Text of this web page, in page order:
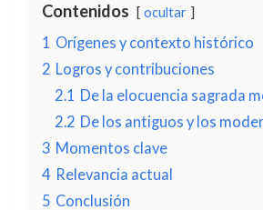
Contenidos ocultar
1 Orígenes y contexto histórico
2 Logros y contribuciones
2.1 De la elocuencia sagrada
2.2 De los antiguos y los
3 Momentos clave
4 Relevancia actual
5 Conclusión